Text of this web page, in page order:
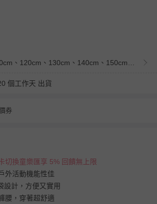
個工作天 出貨
券
切換童樂匯享 5% 回饋無上限
外活動機能性佳
設計，方便又實用
腰，穿著超舒適